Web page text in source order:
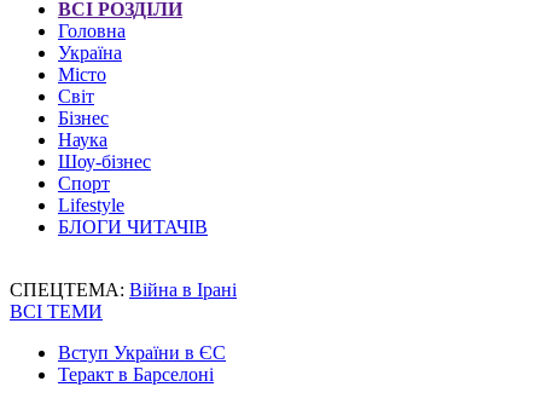
ВСІ РОЗДІЛИ
Головна
Україна
Місто
Світ
Бізнес
Наука
Шоу-бізнес
Спорт
Lifestyle
БЛОГИ ЧИТАЧІВ
СПЕЦТЕМА: Війна в Ірані
ВСІ ТЕМИ
Вступ України в ЄС
Теракт в Барселоні